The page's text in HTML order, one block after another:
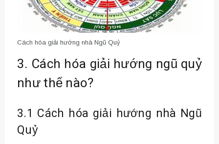
Cách hóa giải hướng nhà Ngũ Quỷ
3. Cách hóa giải hướng ngũ quỷ
như thế nào?
3.1 Cách hóa giải hướng nhà Ngũ
Quỷ